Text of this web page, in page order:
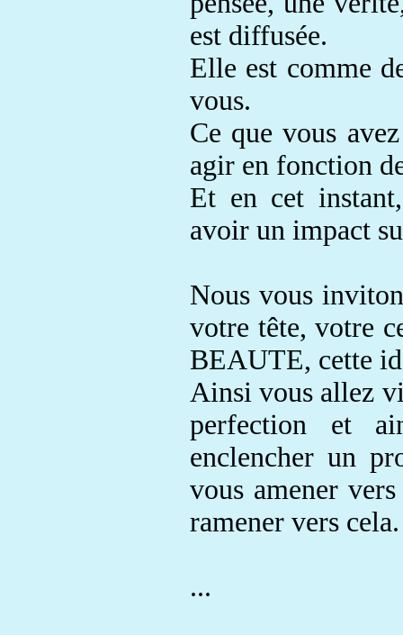
est diffusée.
Elle est comme
vous.
Ce que vous
agir en fonction
Et en cet
avoir un impact
Nous vous
votre tête, votre
BEAUTE, cette
Ainsi vous allez
perfection et
enclencher un
vous amener
ramener vers cela.
...